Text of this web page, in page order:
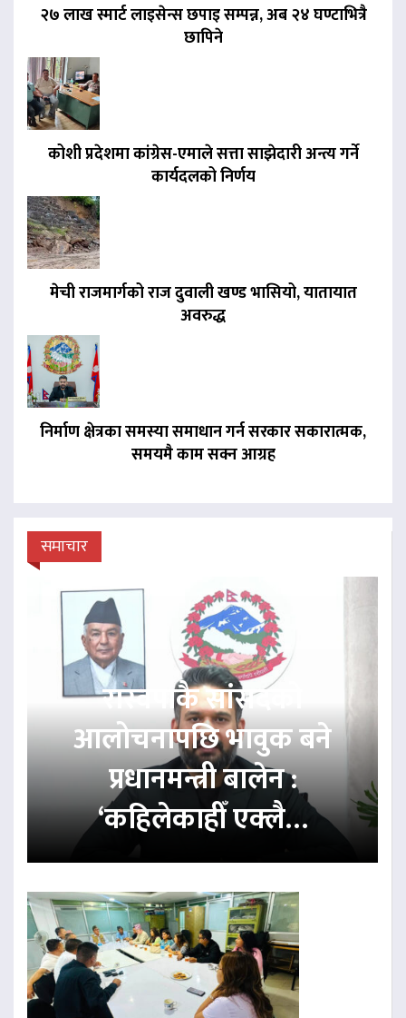
२७ लाख स्मार्ट लाइसेन्स छपाइ सम्पन्न, अब २४ घण्टाभित्रै
छापिने
कोशी प्रदेशमा कांग्रेस-एमाले सत्ता साझेदारी अन्त्य गर्ने
कार्यदलको निर्णय
मेची राजमार्गको राज दुवाली खण्ड भासियो, यातायात
अवरुद्ध
निर्माण क्षेत्रका समस्या समाधान गर्न सरकार सकारात्मक,
समयमै काम सक्न आग्रह
समाचार
रास्वपाकै सांसदको
आलोचनापछि भावुक बने
प्रधानमन्त्री बालेन :
‘कहिलेकाहीँ एक्लै…